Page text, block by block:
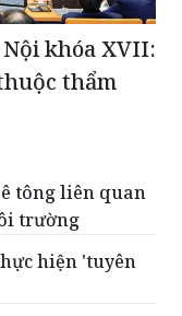
khóa XVII:
thẩm
tông liên quan
trường
hiện 'tuyên